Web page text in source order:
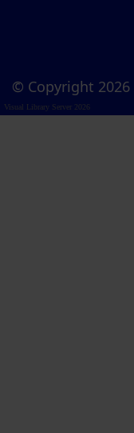
© Copyright
Visual Library Server 2026